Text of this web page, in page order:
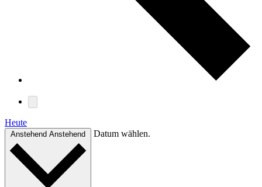
Heute
Anstehend Anstehend Datum wählen.